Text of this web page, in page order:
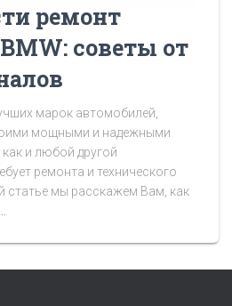
ремонт
советы от
марок автомобилей,
мощными и надежными
и любой другой
ремонта и технического
статье мы расскажем Вам, как